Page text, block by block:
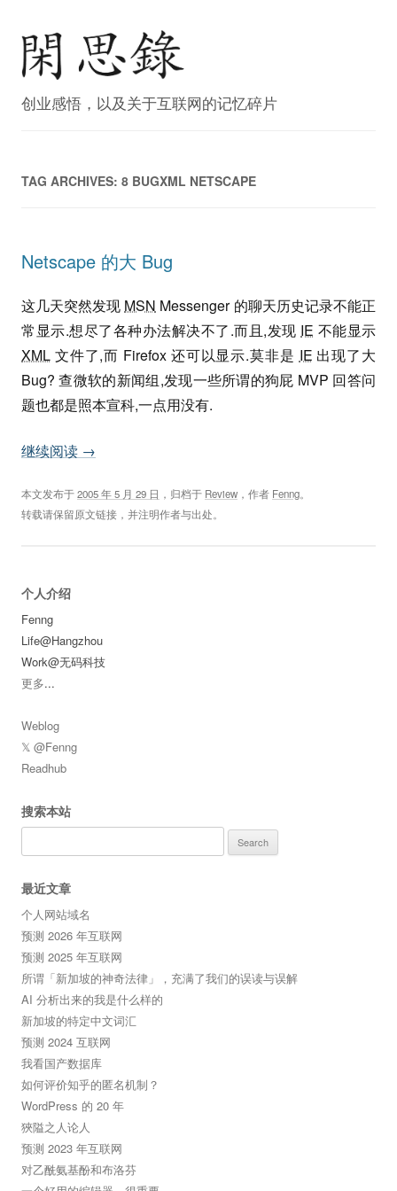
创业感悟，以及关于互联网的记忆碎片
TAG ARCHIVES: 8 BUGXML NETSCAPE
Netscape 的大 Bug
这几天突然发现 MSN Messenger 的聊天历史记录不能正
常显示.想尽了各种办法解决不了.而且,发现 IE 不能显示
XML 文件了,而 Firefox 还可以显示.莫非是 IE 出现了大
Bug? 查微软的新闻组,发现一些所谓的狗屁 MVP 回答问
题也都是照本宣科,一点用没有.
继续阅读 →
本文发布于2005 年 5 月 29 日 ，归档于 Review ，作者 Fenng。
转载请保留原文链接，并注明作者与出处。
个人介绍
Fenng
Life@Hangzhou
Work@无码科技
更多...
Weblog
𝕏 @Fenng
Readhub
搜索本站
for:
最近文章
个人网站域名
预测 2026 年互联网
预测 2025 年互联网
所谓「新加坡的神奇法律」，充满了我们的误读与误解
AI 分析出来的我是什么样的
新加坡的特定中文词汇
预测 2024 互联网
我看国产数据库
如何评价知乎的匿名机制？
WordPress 的 20 年
狹隘之人论人
预测 2023 年互联网
对乙酰氨基酚和布洛芬